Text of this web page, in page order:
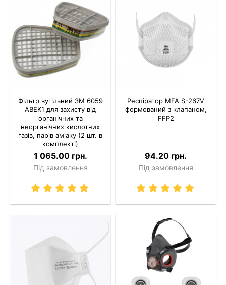
Фільтр вугільний 3M 6059
ABEK1 для захисту від
органічних та
неорганічних кислотних
газів, парів аміаку (2 шт. в
комплекті)
1 065.00 грн.
Під замовлення
Респіратор MFA S-267V
формований з клапаном,
FFP2
94.20 грн.
Під замовлення